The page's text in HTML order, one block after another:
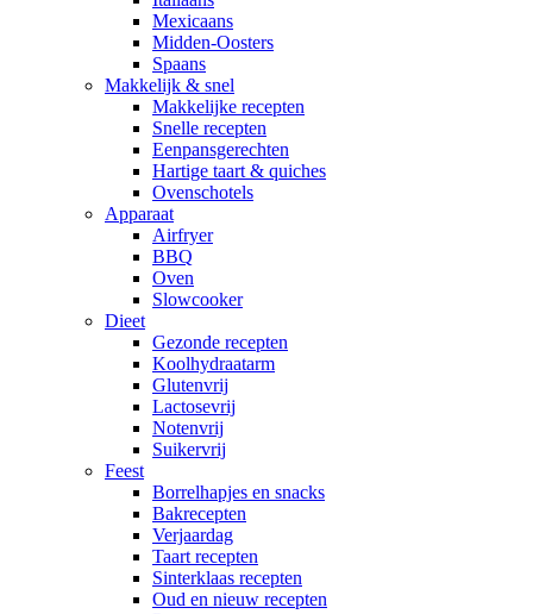
Mexicaans
Midden-Oosters
Spaans
Makkelijk & snel
Makkelijke recepten
Snelle recepten
Eenpansgerechten
Hartige taart & quiches
Ovenschotels
Apparaat
Airfryer
BBQ
Oven
Slowcooker
Dieet
Gezonde recepten
Koolhydraatarm
Glutenvrij
Lactosevrij
Notenvrij
Suikervrij
Feest
Borrelhapjes en snacks
Bakrecepten
Verjaardag
Taart recepten
Sinterklaas recepten
Oud en nieuw recepten